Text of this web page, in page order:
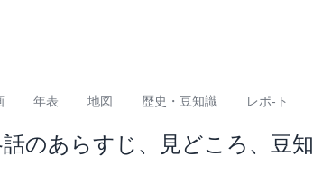
年表 地図 歴史・豆知識 レポ-ト
のあらすじ、見どころ、豆知